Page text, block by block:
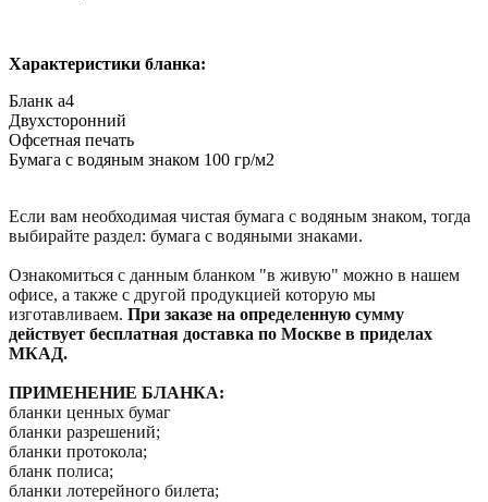
Характеристики бланка:
Бланк а4
Двухсторонний
Офсетная печать
Бумага с водяным знаком 100 гр/м2
Если вам необходимая чистая бумага с водяным знаком, тогда
выбирайте раздел: бумага с водяными знаками.
Ознакомиться с данным бланком "в живую" можно в нашем
офисе, а также с другой продукцией которую мы
изготавливаем. При заказе на определенную сумму
действует бесплатная доставка по Москве в приделах
МКАД.
ПРИМЕНЕНИЕ БЛАНКА:
бланки ценных бумаг
бланки разрешений;
бланки протокола;
бланк полиса;
бланки лотерейного билета;